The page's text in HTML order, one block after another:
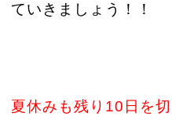
ていきましょう！！
夏休みも残り10日を